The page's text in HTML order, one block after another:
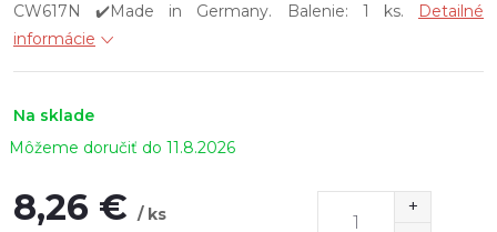
CW617N ✔️Made in Germany. Balenie: 1 ks.
Detailné
informácie
Na sklade
11.8.2026
8,26 € / ks